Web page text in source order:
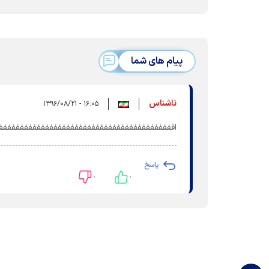
پیام های شما
ناشناس ۱۶:۰۵ - ۱۳۹۶/۰۸/۲۱
پاسخ
۰ ۰